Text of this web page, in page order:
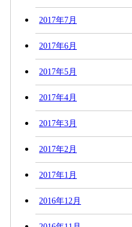
2017年7月
2017年6月
2017年5月
2017年4月
2017年3月
2017年2月
2017年1月
2016年12月